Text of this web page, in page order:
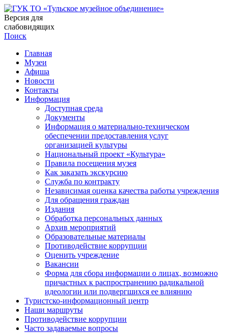
Версия для
слабовидящих
Поиск
Главная
Музеи
Афиша
Новости
Контакты
Информация
Доступная среда
Документы
Информация о материально-техническом
обеспечении предоставления услуг
организацией культуры
Национальный проект «Культура»
Правила посещения музея
Как заказать экскурсию
Служба по контракту
Независимая оценка качества работы учреждения
Для обращения граждан
Издания
Обработка персональных данных
Архив мероприятий
Образовательные материалы
Противодействие коррупции
Оценить учреждение
Вакансии
Форма для сбора информации о лицах, возможно
причастных к распространению радикальной
идеологии или подвергшихся ее влиянию
Туристско-информационный центр
Наши маршруты
Противодействие коррупции
Часто задаваемые вопросы